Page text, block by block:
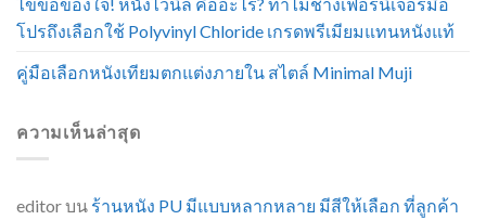
โปรถึงเลือกใช้ Polyvinyl Chloride เกรดพรีเมียมแทนหนังแท้
คู่มือเลือกหนังเทียมตกแต่งภายใน สไตล์ Minimal Muji
ความเห็นล่าสุด
editorบน ร้านหนัง PU มีแบบหลากหลาย มีสีให้เลือก ที่ลูกค้า